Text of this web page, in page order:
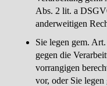
Abs. 2 lit. a
anderweitigen
Sie legen gem.
gegen die
vorrangigen
vor, oder Sie